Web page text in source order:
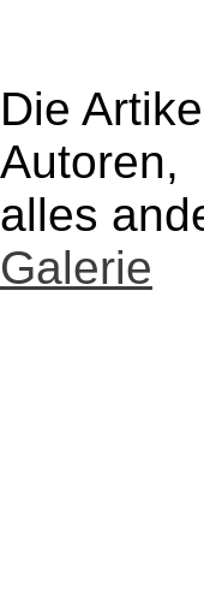
Die
Autoren,
alles
Galerie